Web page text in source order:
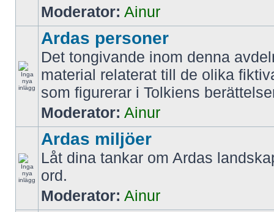
Moderator: Ainur
Ardas personer
Det tongivande inom denna
material relaterat till de olika
som figurerar i Tolkiens
Moderator: Ainur
Ardas miljöer
Låt dina tankar om Ardas
ord.
Moderator: Ainur